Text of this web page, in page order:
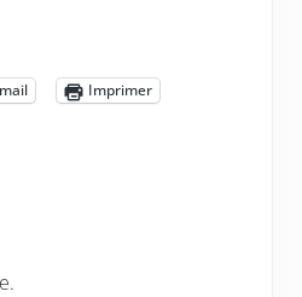
Imprimer